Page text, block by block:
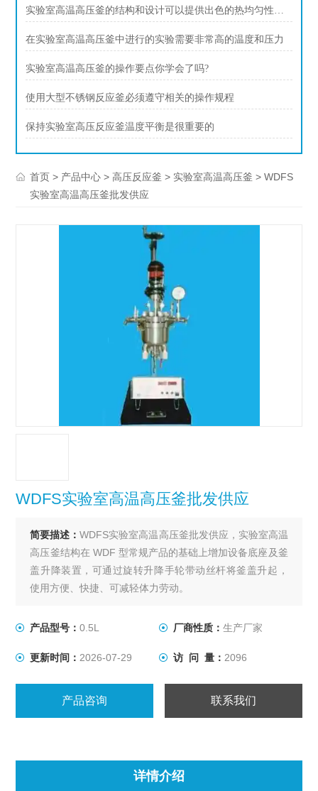
实验室高温高压釜的结构和设计可以提供出色的热均匀性和压力稳定性
在实验室高温高压釜中进行的实验需要非常高的温度和压力
实验室高温高压釜的操作要点你学会了吗?
使用大型不锈钢反应釜必须遵守相关的操作规程
保持实验室高压反应釜温度平衡是很重要的
首页 > 产品中心 >高压反应釜 > 实验室高温高压釜 > WDFS
实验室高温高压釜批发供应
WDFS实验室高温高压釜批发供应
简要描述：WDFS实验室高温高压釜批发供应，实验室高温
高压釜结构在 WDF 型常规产品的基础上增加设备底座及釜
盖升降装置，可通过旋转升降手轮带动丝杆将釜盖升起，
使用方便、快捷、可减轻体力劳动。
产品型号：0.5L 厂商性质： 生产厂家
更新时间： 2026-07-29 访 问 量： 2096
产品咨询 联系我们
详情介绍